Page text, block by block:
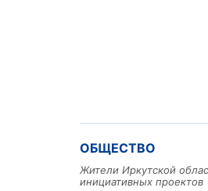
ОБЩЕСТВО
Жители Иркутской
инициативных проектов